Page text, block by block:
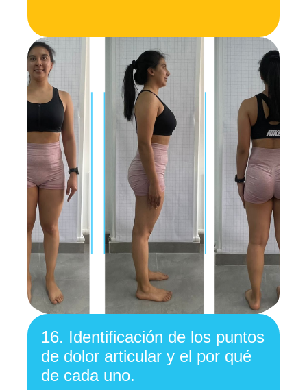
16. Identificación de los puntos
de dolor articular y el por qué
de cada uno.